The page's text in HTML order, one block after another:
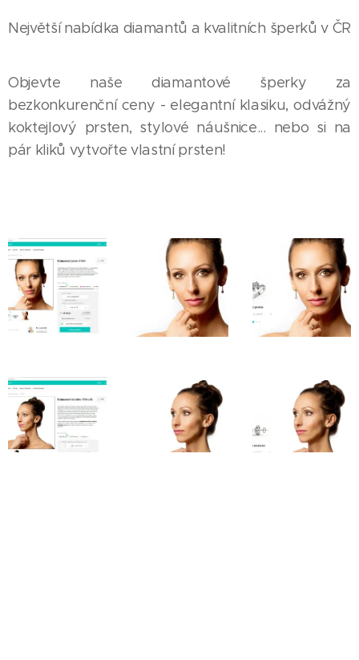
Největší nabídka diamantů a kvalitních šperků v ČR
Objevte naše diamantové šperky za
bezkonkurenční ceny - elegantní klasiku, odvážný
koktejlový prsten, stylové náušnice... nebo si na
pár kliků vytvořte vlastní prsten!